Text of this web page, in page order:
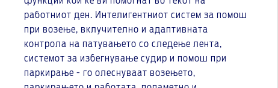
работниот ден. Интелигентниот систем за помош
при возење, вклучително и адаптивната
контрола на патувањето со следење лента,
системот за избегнување судир и помош при
паркирање - го олеснуваат возењето,